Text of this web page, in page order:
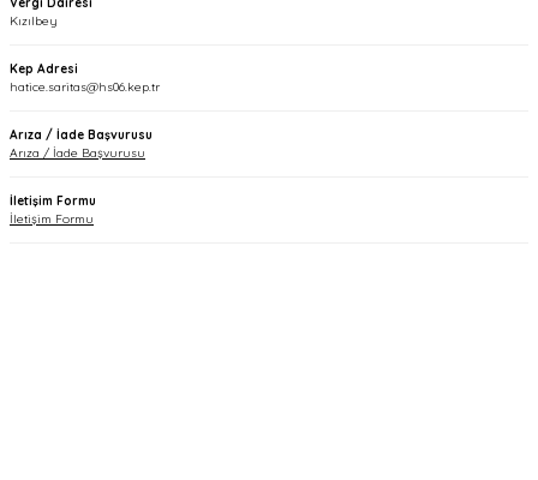
Kızılbey
Kep Adresi
hatice.saritas@hs06.kep.tr
Arıza / İade Başvurusu
Arıza / İade Başvurusu
İletişim Formu
İletişim Formu